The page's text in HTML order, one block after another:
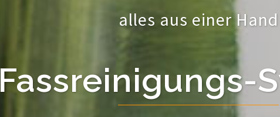
alles aus einer Hand
Fassreinigungs-